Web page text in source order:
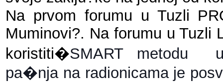
Na prvom forumu u Tuzli
Muminovi?. Na forumu u Tuzli
koristiti�SMART metodu
pa�nja na radionicama je